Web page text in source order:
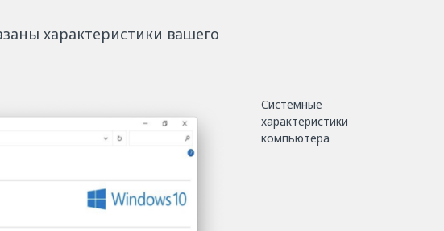
характеристики вашего
Системные
характеристики
компьютера